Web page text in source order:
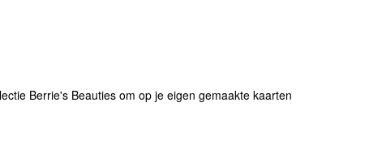
Berrie's Beauties om op je eigen gemaakte kaarten